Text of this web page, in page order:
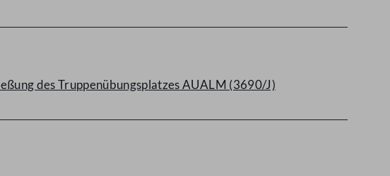
des Truppenübungsplatzes AUALM (3690/J)